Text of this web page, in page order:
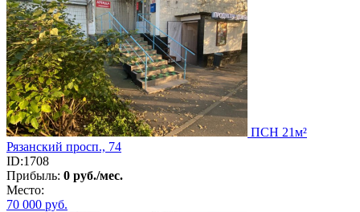
ПСН 21м²
Рязанский просп., 74
ID:1708
Прибыль: 0 руб./мес.
Место:
70 000 руб.